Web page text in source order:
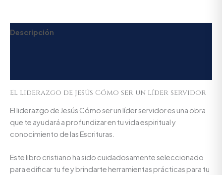
Descripción
El liderazgo de Jesús Cómo ser un líder servidor
El liderazgo de Jesús Cómo ser un líder servidor es una obra
que te ayudará a profundizar en tu vida espiritual y
conocimiento de las Escrituras.
Este libro cristiano ha sido cuidadosamente seleccionado
para edificar tu fe y brindarte herramientas prácticas para tu